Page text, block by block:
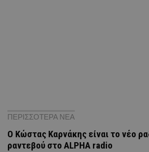
ΠΕΡΙΣΣΟΤΕΡΑ ΝΕΑ
Ο Κώστας Καρνάκης είναι το νέο
ραντεβού στο ALPHA radio